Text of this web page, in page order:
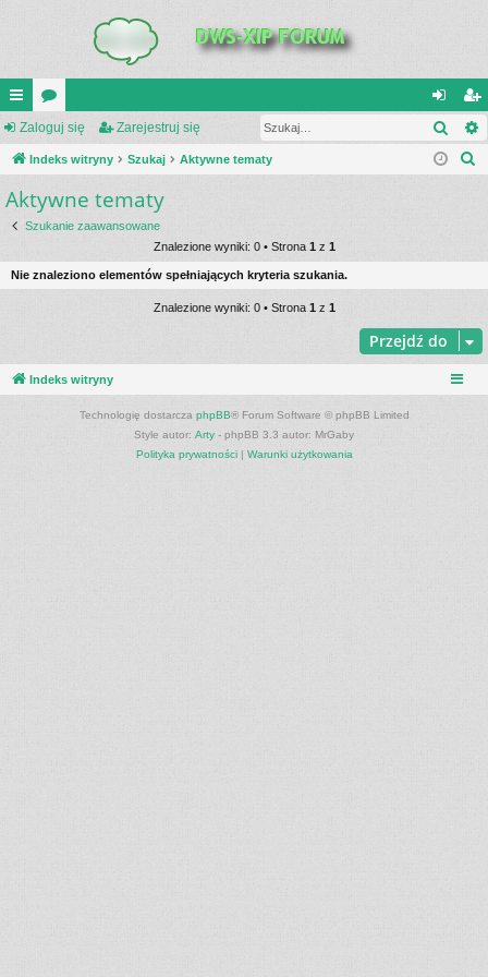
UI
C
K
_L
IN
K
or
a
al
og
ę
ar
ej
j
si
Zaloguj się Zarejestruj się
Indeks witryny Szukaj Aktywne tematy
Aktywne tematy
Szukanie zaawansowane
Znalezione wyniki: 0 • Strona 1 z 1
Nie znaleziono elementów spełniających kryteria szukania.
Znalezione wyniki: 0 • Strona 1z 1
Przejdź do
Indeks witryny
Technologię dostarcza phpBB® Forum Software © phpBB Limited
Style autor: Arty - phpBB 3.3 autor: MrGaby
Polityka prywatności| Warunki użytkowania